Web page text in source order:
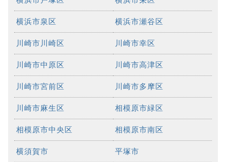
横浜市泉区 横浜市瀬谷区
川崎市川崎区 川崎市幸区
川崎市中原区 川崎市高津区
川崎市宮前区 川崎市多摩区
川崎市麻生区 相模原市緑区
相模原市中央区 相模原市南区
横須賀市 平塚市